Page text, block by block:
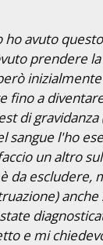
ho avuto
prendere
fino a
di
sangue l'ho
un altro
da escludere,
e mi